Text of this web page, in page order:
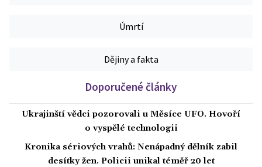
Úmrtí
Dějiny a fakta
Doporučené články
Ukrajinští vědci pozorovali u Měsíce UFO. Hovoří
o vyspělé technologii
Kronika sériových vrahů: Nenápadný dělník zabil
desítky žen. Policii unikal téměř 20 let